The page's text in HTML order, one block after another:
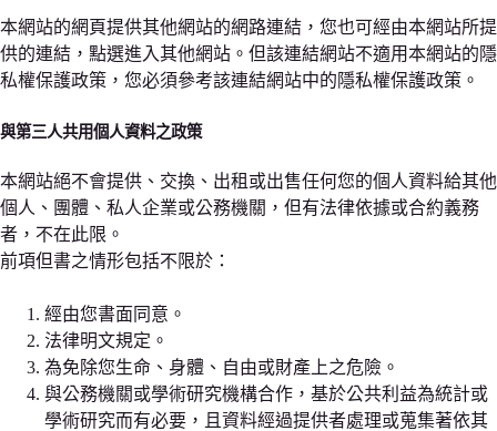
本網站的網頁提供其他網站的網路連結，您也可經由本網站所提
供的連結，點選進入其他網站。但該連結網站不適用本網站的隱
私權保護政策，您必須參考該連結網站中的隱私權保護政策。
與第三人共用個人資料之政策
本網站絕不會提供、交換、出租或出售任何您的個人資料給其他
個人、團體、私人企業或公務機關，但有法律依據或合約義務
者，不在此限。
前項但書之情形包括不限於：
經由您書面同意。
法律明文規定。
為免除您生命、身體、自由或財產上之危險。
與公務機關或學術研究機構合作，基於公共利益為統計或
學術研究而有必要，且資料經過提供者處理或蒐集著依其